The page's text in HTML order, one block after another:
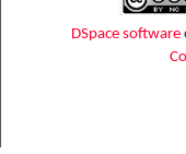
DSpace software